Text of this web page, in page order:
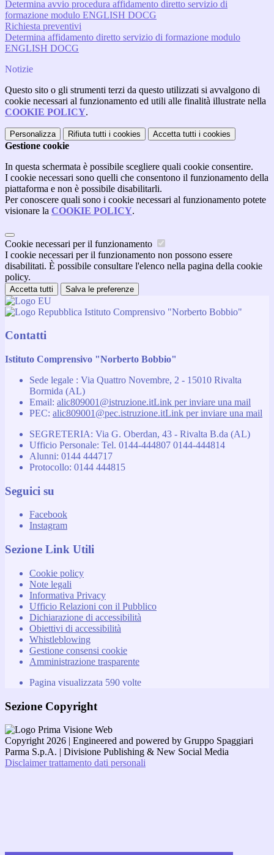
Determina avvio procedura affidamento diretto servizio di
formazione modulo ENGLISH DOCG
Richiesta preventivi
Determina affidamento diretto servizio di formazione modulo
ENGLISH DOCG
Notizie
Questo sito o gli strumenti terzi da questo utilizzati si avvalgono di
cookie necessari al funzionamento ed utili alle finalità illustrate nella
COOKIE POLICY.
Personalizza Rifiuta tutti i cookies Accetta tutti i cookies
Gestione cookie
In questa schermata è possibile scegliere quali cookie consentire.
I cookie necessari sono quelli che consentono il funzionamento della
piattaforma e non è possibile disabilitarli.
Per conoscere quali sono i cookie necessari al funzionamento potete
visionare la COOKIE POLICY.
Cookie necessari per il funzionamento
I cookie necessari per il funzionamento non possono essere
disabilitati. È possibile consultare l'elenco nella pagina della cookie
policy.
Accetta tutti Salva le preferenze
Istituto Comprensivo "Norberto Bobbio"
Contatti
Istituto Comprensivo "Norberto Bobbio"
Sede legale : Via Quattro Novembre, 2 - 15010 Rivalta
Bormida (AL)
Email: alic809001@istruzione.itLink per inviare una mail
PEC: alic809001@pec.istruzione.itLink per inviare una mail
SEGRETERIA: Via G. Oberdan, 43 - Rivalta B.da (AL)
Ufficio Personale: Tel. 0144-444807 0144-444814
Alunni: 0144 444717
Protocollo: 0144 444815
Seguici su
Facebook
Instagram
Sezione Link Utili
Cookie policy
Note legali
Informativa Privacy
Ufficio Relazioni con il Pubblico
Dichiarazione di accessibilità
Obiettivi di accessibilità
Whistleblowing
Gestione consensi cookie
Amministrazione trasparente
Pagina visualizzata 590 volte
Sezione Copyright
Copyright 2026 | Engineered and powered by Gruppo Spaggiari
Parma S.p.A. | Divisione Publishing & New Social Media
Disclaimer trattamento dati personali